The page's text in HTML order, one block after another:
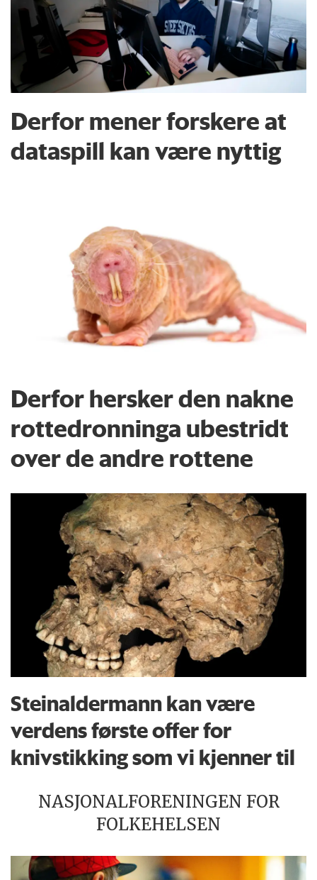
Derfor mener forskere at
dataspill kan være nyttig
Derfor hersker den nakne
rottedronninga ubestridt
over de andre rottene
Steinaldermann kan være
verdens første offer for
knivstikking som vi kjenner til
NASJONALFORENINGEN FOR
FOLKEHELSEN